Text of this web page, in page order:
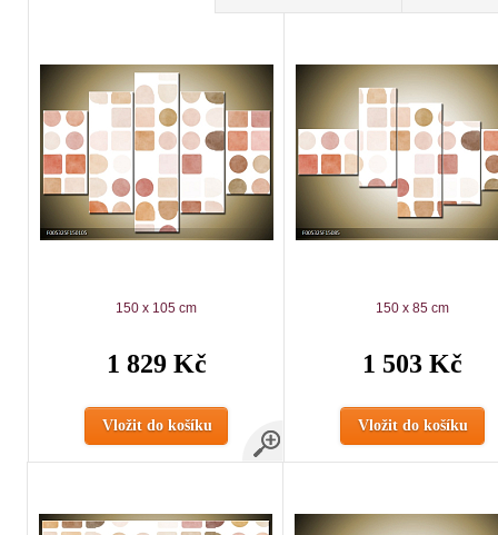
150 x 105 cm
1 829 Kč
Vložit do košíku
150 x 85 cm
1 503 Kč
Vložit do košíku